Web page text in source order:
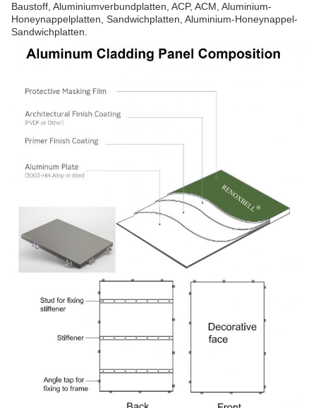
Baustoff, Aluminiumverbundplatten, ACP, ACM, Aluminium-
Honeynappelplatten, Sandwichplatten, Aluminium-Honeynappel-
Sandwichplatten.